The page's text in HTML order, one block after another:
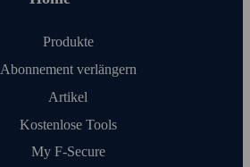
Produkte
Abonnement verlängern
Artikel
Kosten­lose Tools
My F‑Secure